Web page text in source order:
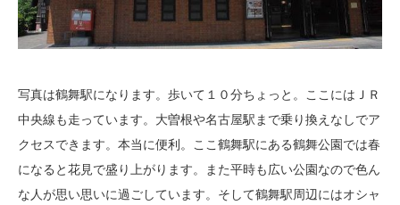
写真は鶴舞駅になります。歩いて１０分ちょっと。ここにはＪＲ
中央線も走っています。大曽根や名古屋駅まで乗り換えなしでア
クセスできます。本当に便利。ここ鶴舞駅にある鶴舞公園では春
になると花見で盛り上がります。また平時も広い公園なので色ん
な人が思い思いに過ごしています。そして鶴舞駅周辺にはオシャ